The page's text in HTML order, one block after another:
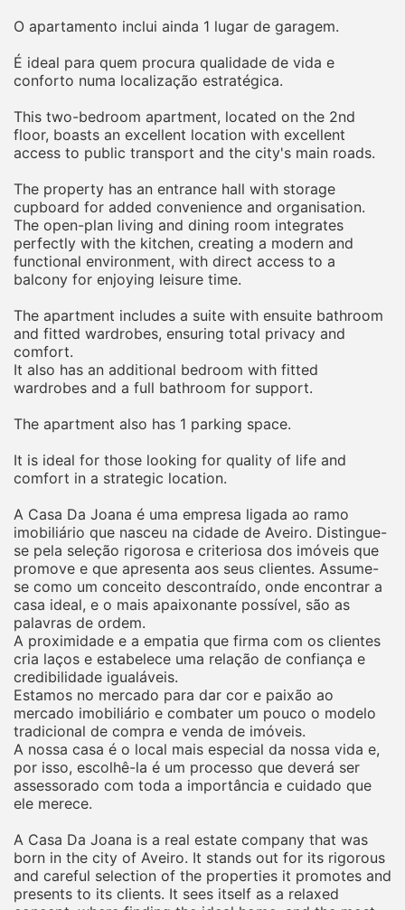
O apartamento inclui ainda 1 lugar de garagem.
É ideal para quem procura qualidade de vida e
conforto numa localização estratégica.
This two-bedroom apartment, located on the 2nd
floor, boasts an excellent location with excellent
access to public transport and the city's main roads.
The property has an entrance hall with storage
cupboard for added convenience and organisation.
The open-plan living and dining room integrates
perfectly with the kitchen, creating a modern and
functional environment, with direct access to a
balcony for enjoying leisure time.
The apartment includes a suite with ensuite bathroom
and fitted wardrobes, ensuring total privacy and
comfort.
It also has an additional bedroom with fitted
wardrobes and a full bathroom for support.
The apartment also has 1 parking space.
It is ideal for those looking for quality of life and
comfort in a strategic location.
A Casa Da Joana é uma empresa ligada ao ramo
imobiliário que nasceu na cidade de Aveiro. Distingue-
se pela seleção rigorosa e criteriosa dos imóveis que
promove e que apresenta aos seus clientes. Assume-
se como um conceito descontraído, onde encontrar a
casa ideal, e o mais apaixonante possível, são as
palavras de ordem.
A proximidade e a empatia que firma com os clientes
cria laços e estabelece uma relação de confiança e
credibilidade igualáveis.
Estamos no mercado para dar cor e paixão ao
mercado imobiliário e combater um pouco o modelo
tradicional de compra e venda de imóveis.
A nossa casa é o local mais especial da nossa vida e,
por isso, escolhê-la é um processo que deverá ser
assessorado com toda a importância e cuidado que
ele merece.
A Casa Da Joana is a real estate company that was
born in the city of Aveiro. It stands out for its rigorous
and careful selection of the properties it promotes and
presents to its clients. It sees itself as a relaxed